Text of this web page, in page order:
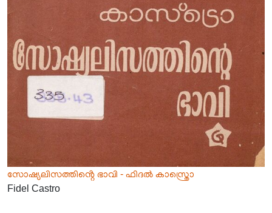
സോഷ്യലിസത്തിൻ്റെ ഭാവി - ഫിദൽ കാസ്ത്രൊ
Fidel Castro